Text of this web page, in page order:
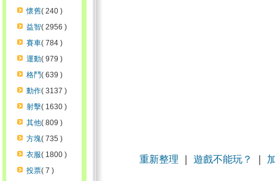
懷舊( 240 )
益智( 2956 )
賽車( 784 )
運動( 979 )
格鬥( 639 )
動作( 3137 )
射擊( 1630 )
其他( 809 )
方塊( 735 )
衣服( 1800 )
投票( 7 )
重新整理 ｜遊戲不能玩？